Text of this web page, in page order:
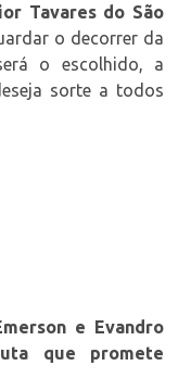
Tavares do São
o decorrer da
o escolhido, a
sorte a todos
e Evandro
que promete